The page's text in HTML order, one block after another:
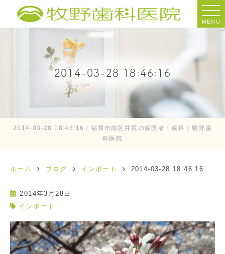
MENU
2014-03-28 18:46:16
2014-03-28 18:46:16｜福岡市南区井尻の歯医者・歯科｜牧野歯
科医院
ホーム ブログ インポート 2014-03-28 18:46:16
2014年3月28日
インポート